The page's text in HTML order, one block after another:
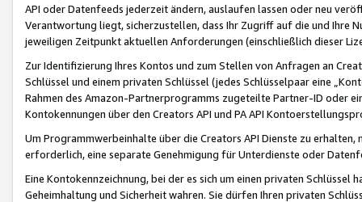
API oder Datenfeeds jederzeit ändern, auslaufen lassen oder neu
Verantwortung liegt, sicherzustellen, dass Ihr Zugriff auf die und Ihre
jeweiligen Zeitpunkt aktuellen Anforderungen (einschließlich dieser
Zur Identifizierung Ihres Kontos und zum Stellen von Anfragen an
Schlüssel und einem privaten Schlüssel (jedes Schlüsselpaar eine
Rahmen des Amazon-Partnerprogramms zugeteilte Partner-ID oder
Kontokennungen über den Creators API und PA API
Um Programmwerbeinhalte über die Creators API Dienste zu
erforderlich, eine separate Genehmigung für Unterdienste oder
Eine Kontokennzeichnung, bei der es sich um einen privaten
Geheimhaltung und Sicherheit wahren. Sie dürfen Ihren privaten